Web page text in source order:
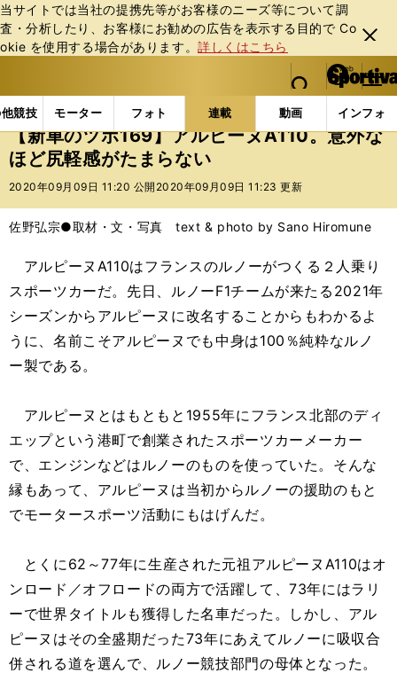
当サイトでは当社の提携先等がお客様のニーズ等について調
査・分析したり、お客様にお勧めの広告を表⽰する⽬的で Co
okie を使⽤する場合があります。詳しくはこちら
閉じ
る
web Sportiva (webスポルティーバ)
検索
マイペ
ー
ジ
メニュ
競技 モーター フォト 連載 動画 インフォ
b
ス
ポ
ル
バ
連載コラム 新車のツボ 【新車のツボ169】アルピ
【新車のツボ169】アルピーヌA110。意外な
ほど尻軽感がたまらない
2020年09月09日 11:20 公開 2020年09月09日 11:23 更新
佐野弘宗●取材・文・写真 text & photo by Sano Hiromune
アルピーヌA110はフランスのルノーがつくる２人乗り
スポーツカーだ。先日、ルノーF1チームが来たる2021年
シーズンからアルピーヌに改名することからもわかるよ
うに、名前こそアルピーヌでも中身は100％純粋なルノ
ー製である。
アルピーヌとはもともと1955年にフランス北部のディ
エップという港町で創業されたスポーツカーメーカー
で、エンジンなどはルノーのものを使っていた。そんな
縁もあって、アルピーヌは当初からルノーの援助のもと
でモータースポーツ活動にもはげんだ。
とくに62～77年に生産された元祖アルピーヌA110はオ
ンロード／オフロードの両方で活躍して、73年にはラリ
ーで世界タイトルも獲得した名車だった。しかし、アル
ピーヌはその全盛期だった73年にあえてルノーに吸収合
併される道を選んで、ルノー競技部門の母体となった。